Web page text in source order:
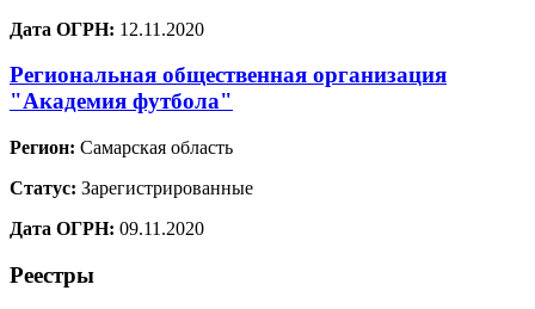
Дата ОГРН: 12.11.2020
Региональная общественная организация
"Академия футбола"
Регион: Самарская область
Статус: Зарегистрированные
Дата ОГРН: 09.11.2020
Реестры